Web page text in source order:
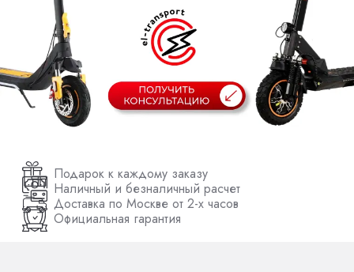
Подарок к каждому заказу
Наличный и безналичный расчет
Доставка по Москве от 2-х часов
Официальная гарантия